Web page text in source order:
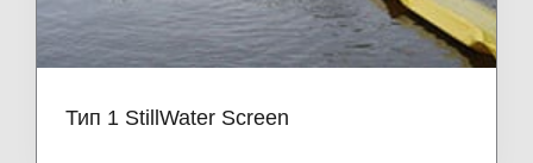
Тип 1 StillWater Screen